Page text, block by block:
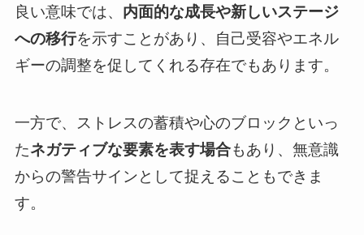
良い意味では、 内面的な成長や新しいステージ
への移行を示すことがあり、自己受容やエネル
ギーの調整を促してくれる存在でもあります。
一方で、ストレスの蓄積や心のブロックといっ
たネガティブな要素を表す場合もあり、無意識
からの警告サインとして捉えることもできま
す。